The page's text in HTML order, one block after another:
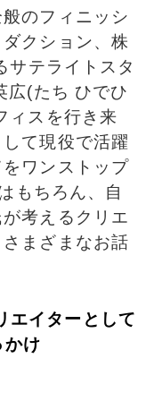
のフィニッシ
クション、株
サテライトスタ
広(たち ひでひ
ィスを行き来
て現役で活躍
ワンストップ
もちろん、自
考えるクリエ
まざまなお話
エイターとして
かけ